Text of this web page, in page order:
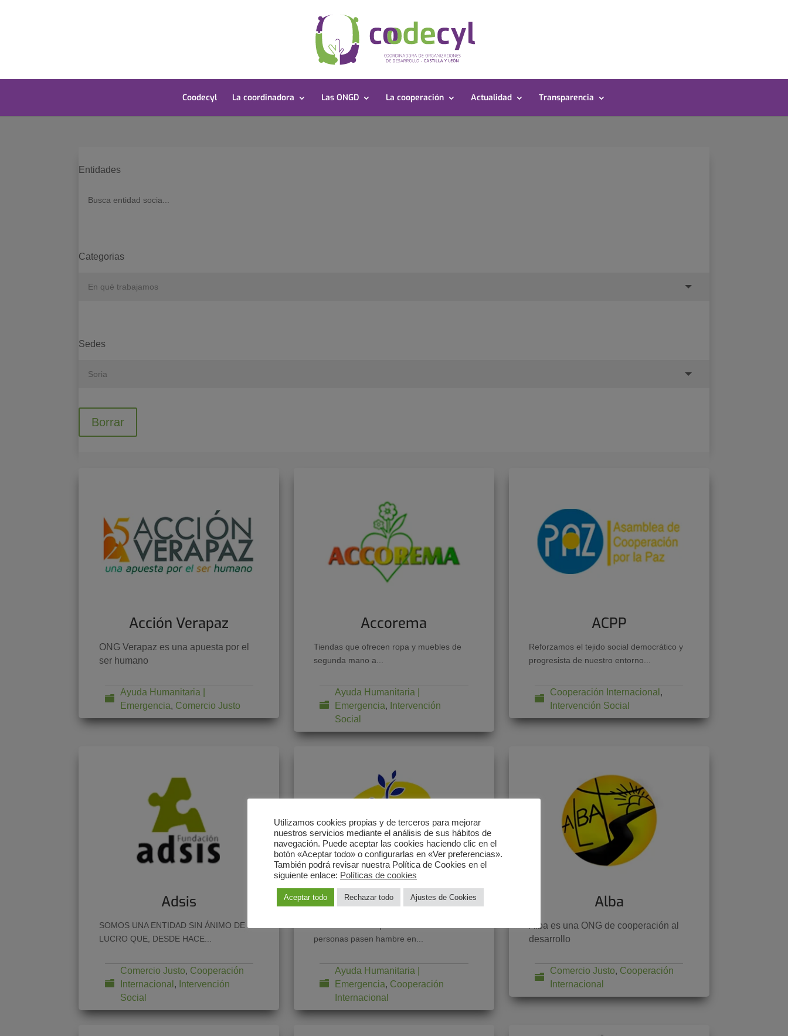
Coodecyl La coordinadora Las ONGD La cooperación Actualidad Transparencia
Entidades
Categorias
Sedes
Borrar
Acción Verapaz
ONG Verapaz es una apuesta por el
ser humano
Ayuda Humanitaria |
Emergencia, Comercio Justo
Accorema
Tiendas que ofrecen ropa y muebles de
segunda mano a...
Ayuda Humanitaria |
Emergencia, Intervención
Social
ACPP
Reforzamos el tejido social democrático y
progresista de nuestro entorno...
Cooperación Internacional ,
Intervención Social
Adsis
SOMOS UNA ENTIDAD SIN ÁNIMO DE
LUCRO QUE, DESDE HACE...
Comercio Justo, Cooperación
Internacional , Intervención
Social
Aida
personas pasen hambre en...
Ayuda Humanitaria |
Emergencia, Cooperación
Internacional
Alba
Alba es una ONG de cooperación al
desarrollo
Comercio Justo, Cooperación
Internacional
Utilizamos cookies propias y de terceros para mejorar
nuestros servicios mediante el análisis de sus hábitos de
navegación. Puede aceptar las cookies haciendo clic en el
botón «Aceptar todo» o configurarlas en «Ver preferencias».
También podrá revisar nuestra Política de Cookies en el
siguiente enlace: Políticas de cookies
Aceptar todo Rechazar todo Ajustes de Cookies